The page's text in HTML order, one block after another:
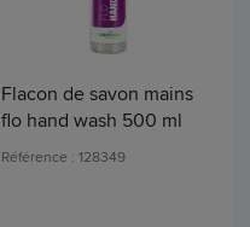
Flacon de savon mains
flo hand wash 500 ml
Référence : 128349